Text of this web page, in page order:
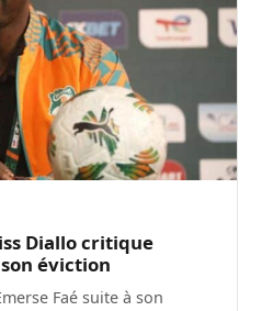
Diallo critique
éviction
Faé suite à son